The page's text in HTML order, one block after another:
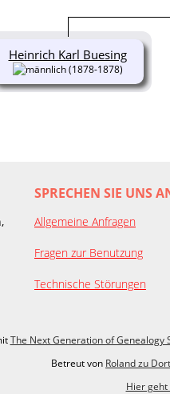
Heinrich Karl Buesing
(1878-1878)
SPRECHEN SIE UNS
Allgemeine Anfragen
Fragen zur Benutzung
Technische Störungen
The Next Generation of Genealogy
Betreut von Roland zu
Hier